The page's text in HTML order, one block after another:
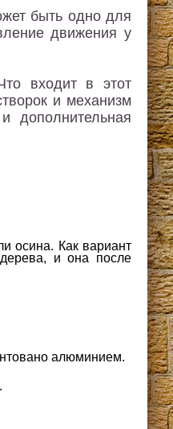
быть одно для
движения у
входит в этот
и механизм
дополнительная
осина. Как вариант
и она после
алюминием.